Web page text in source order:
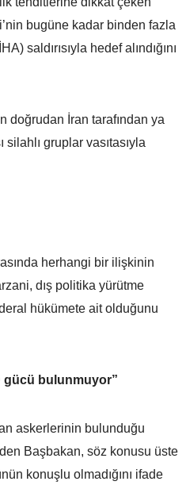
bugüne kadar binden fazla
saldırısıyla hedef alındığını
doğrudan İran tarafından ya
silahlı gruplar vasıtasıyla
herhangi bir ilişkinin
dış politika yürütme
hükümete ait olduğunu
gücü bulunmuyor”
askerlerinin bulunduğu
Başbakan, söz konusu üste
konuşlu olmadığını ifade